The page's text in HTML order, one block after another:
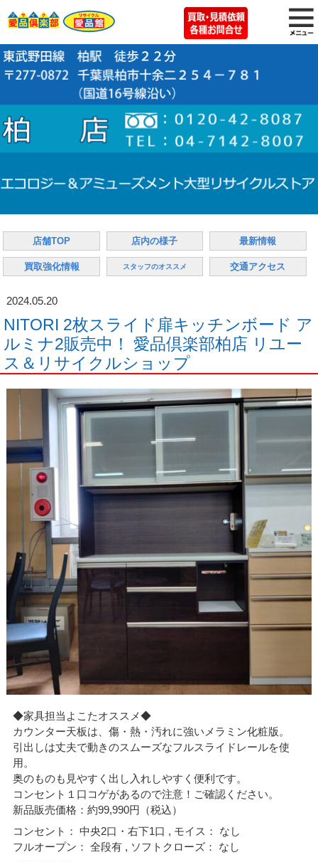
店舗TOP 店内の様子 最新情報
買取強化情報 スタッフのオススメ 交通アクセス
2024.05.20
NITORI 2枚スライド扉キッチンボード ア
ルミナ2販売中！ 愛品倶楽部柏店 リユー
ス＆リサイクルショップ
◆家具担当よこたオススメ◆
カウンター天板は、傷・熱・汚れに強いメラミン化粧版。
引出しは丈夫で動きのスムーズなフルスライドレールを使
用。
奥のものも見やすく出し入れしやすく便利です。
コンセント１口コゲがあるので注意！ご確認ください。
新品販売価格：約99,990円（税込）
コンセント： 中央2口・右下1口 , モイス： なし
フルオープン： 全段有 , ソフトクローズ： なし